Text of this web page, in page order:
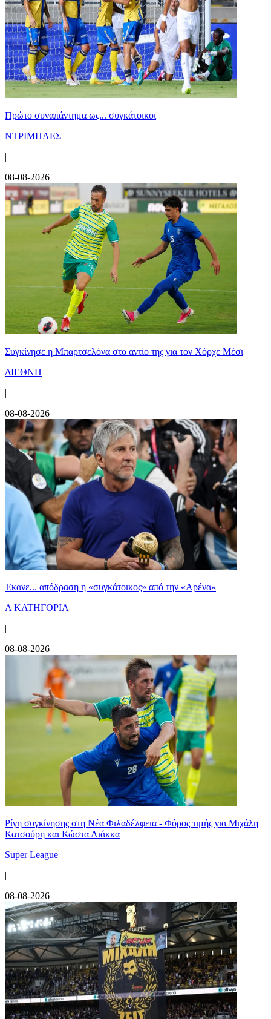
Πρώτο συναπάντημα ως... συγκάτοικοι
ΝΤΡΙΜΠΛΕΣ
|
08-08-2026
Συγκίνησε η Μπαρτσελόνα στο αντίο της για τον Χόρχε Μέσι
ΔΙΕΘΝΗ
|
08-08-2026
Έκανε... απόδραση η «συγκάτοικος» από την «Αρένα»
Α ΚΑΤΗΓΟΡΙΑ
|
08-08-2026
Ρίγη συγκίνησης στη Νέα Φιλαδέλφεια - Φόρος τιμής για Μιχάλη
Κατσούρη και Κώστα Λιάκκα
Super League
|
08-08-2026